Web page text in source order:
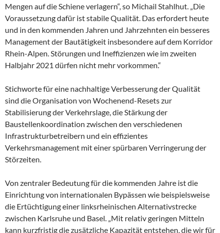
Mengen auf die Schiene verlagern“, so Michail Stahlhut. „Die
Voraussetzung dafür ist stabile Qualität. Das erfordert heute
und in den kommenden Jahren und Jahrzehnten ein besseres
Management der Bautätigkeit insbesondere auf dem Korridor
Rhein-Alpen. Störungen und Ineffizienzen wie im zweiten
Halbjahr 2021 dürfen nicht mehr vorkommen.“
Stichworte für eine nachhaltige Verbesserung der Qualität
sind die Organisation von Wochenend-Resets zur
Stabilisierung der Verkehrslage, die Stärkung der
Baustellenkoordination zwischen den verschiedenen
Infrastrukturbetreibern und ein effizientes
Verkehrsmanagement mit einer spürbaren Verringerung der
Störzeiten.
Von zentraler Bedeutung für die kommenden Jahre ist die
Einrichtung von internationalen Bypässen wie beispielsweise
die Ertüchtigung einer linksrheinischen Alternativstrecke
zwischen Karlsruhe und Basel. „Mit relativ geringen Mitteln
kann kurzfristig die zusätzliche Kapazität entstehen, die wir für